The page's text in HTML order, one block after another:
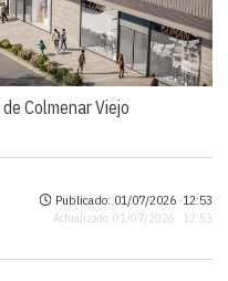
Colmenar Viejo
Publicado: 01/07/2026 ·12:53
Actualizado: 01/07/2026 · 12:53